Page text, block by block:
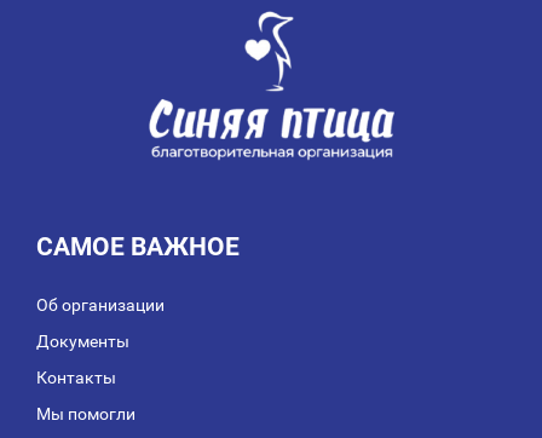
САМОЕ ВАЖНОЕ
Об организации
Документы
Контакты
Мы помогли